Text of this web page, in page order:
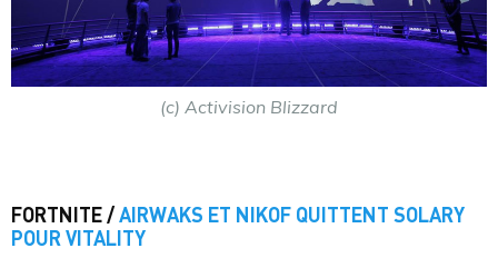
(c) Activision Blizzard
FORTNITE /AIRWAKS ET NIKOF QUITTENT SOLARY
POUR VITALITY